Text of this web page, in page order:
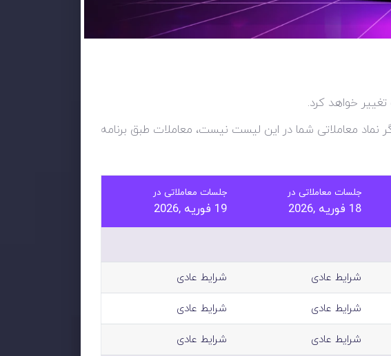
خواهد کرد.
نماد معاملاتی شما در این لیست نیست، معاملات طبق برنامه
جلسات معاملاتی در
18 فوریه ,2026
جلسات معاملاتی در
19 فوریه ,2026
شرایط عادی شرایط عادی
شرایط عادی شرایط عادی
شرایط عادی شرایط عادی